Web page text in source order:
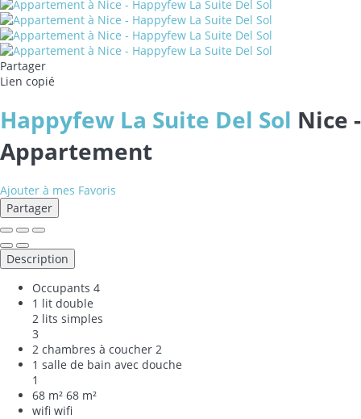
Partager
Lien copié
Happyfew La Suite Del Sol Nice -
Appartement
Ajouter à mes Favoris
Partager
Description
Occupants 4
1 lit double
2 lits simples
3
2 chambres à coucher 2
1 salle de bain avec douche
1
68 m² 68 m²
wifi wifi